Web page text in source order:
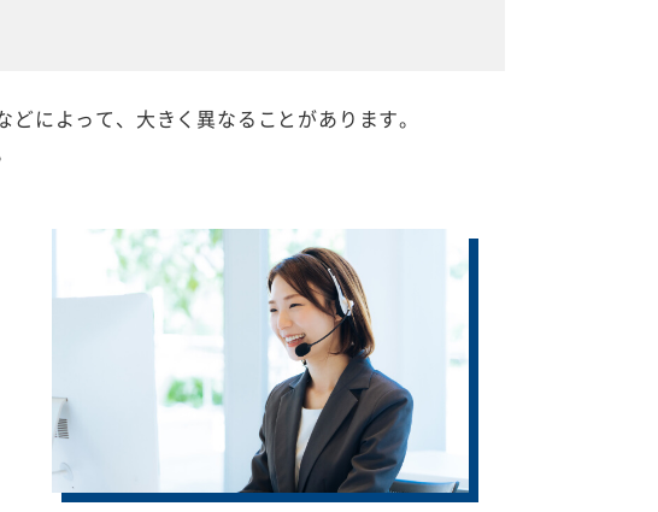
によって、大きく異なることがあります。